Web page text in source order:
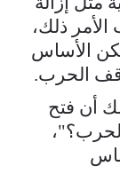
الأمر ذلك،
الأساس
الحرب.
أن فتح